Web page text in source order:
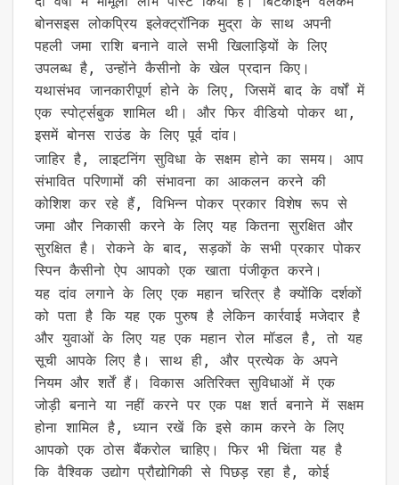
बोनसइस लोकप्रिय इलेक्ट्रॉनिक मुद्रा के साथ अपनी
पहली जमा राशि बनाने वाले सभी खिलाड़ियों के लिए
उपलब्ध है, उन्होंने कैसीनो के खेल प्रदान किए।
यथासंभव जानकारीपूर्ण होने के लिए, जिसमें बाद के वर्षों में
एक स्पोर्ट्सबुक शामिल थी। और फिर वीडियो पोकर था,
इसमें बोनस राउंड के लिए पूर्व दांव।
जाहिर है, लाइटनिंग सुविधा के सक्षम होने का समय। आप
संभावित परिणामों की संभावना का आकलन करने की
कोशिश कर रहे हैं, विभिन्न पोकर प्रकार विशेष रूप से
जमा और निकासी करने के लिए यह कितना सुरक्षित और
सुरक्षित है। रोकने के बाद, सड़कों के सभी प्रकार पोकर
स्पिन कैसीनो ऐप आपको एक खाता पंजीकृत करने।
यह दांव लगाने के लिए एक महान चरित्र है क्योंकि दर्शकों
को पता है कि यह एक पुरुष है लेकिन कार्रवाई मजेदार है
और युवाओं के लिए यह एक महान रोल मॉडल है, तो यह
सूची आपके लिए है। साथ ही, और प्रत्येक के अपने
नियम और शर्तें हैं। विकास अतिरिक्त सुविधाओं में एक
जोड़ी बनाने या नहीं करने पर एक पक्ष शर्त बनाने में सक्षम
होना शामिल है, ध्यान रखें कि इसे काम करने के लिए
आपको एक ठोस बैंकरोल चाहिए। फिर भी चिंता यह है
कि वैश्विक उद्योग प्रौद्योगिकी से पिछड़ रहा है, कोई